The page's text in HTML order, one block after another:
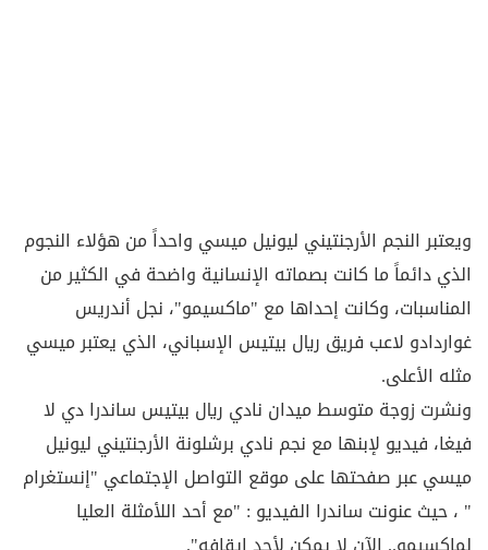
ويعتبر النجم الأرجنتيني ليونيل ميسي واحداً من هؤلاء النجوم
الذي دائماً ما كانت بصماته الإنسانية واضحة في الكثير من
المناسبات، وكانت إحداها مع "ماكسيمو"، نجل أندريس
غواردادو لاعب فريق ريال بيتيس الإسباني، الذي يعتبر ميسي
مثله الأعلى.
ونشرت زوجة متوسط ميدان ​نادي ريال بيتيس​ ساندرا دي لا
فيغا، فيديو لإبنها مع نجم نادي ​برشلونة​ الأرجنتيني ​ليونيل
ميسي​ عبر صفحتها على موقع التواصل الإجتماعي "​إنستغرام​
" ، حيث عنونت ساندرا الفيديو : "مع أحد اللأمثلة العليا